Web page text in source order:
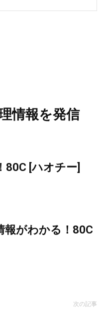
情報を発信
80C [ハオチー]
報がわかる！80C
次の記事